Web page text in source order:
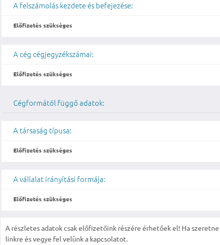
A felszámolás kezdete és befejezése:
Előfizetés szükséges
A cég cégjegyzékszámai:
Előfizetés szükséges
Cégformától függő adatok:
A társaság típusa:
Előfizetés szükséges
A vállalat irányítási formája:
Előfizetés szükséges
A részletes adatok csak előfizetőink részére érhetőek el! Ha
linkre és vegye fel velünk a kapcsolatot.